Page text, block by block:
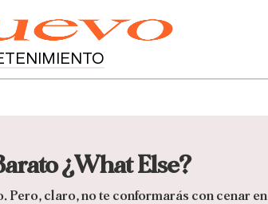
¿What Else?
Pero, claro, no te conformarás con cenar en